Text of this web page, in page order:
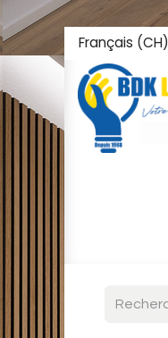
Français (CH)